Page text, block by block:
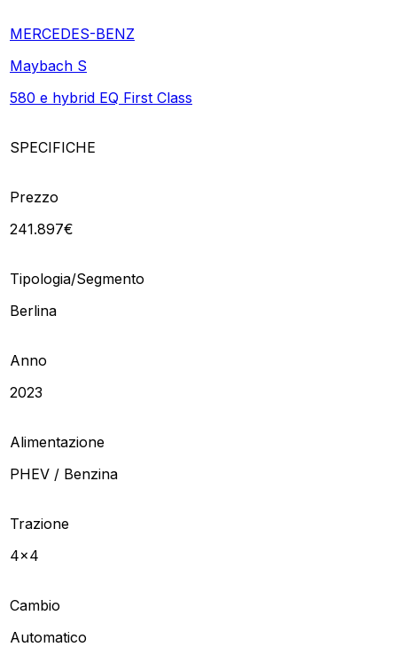
MERCEDES-BENZ
Maybach S
580 e hybrid EQ First Class
SPECIFICHE
Prezzo
241.897€
Tipologia/Segmento
Berlina
Anno
2023
Alimentazione
PHEV / Benzina
Trazione
4x4
Cambio
Automatico